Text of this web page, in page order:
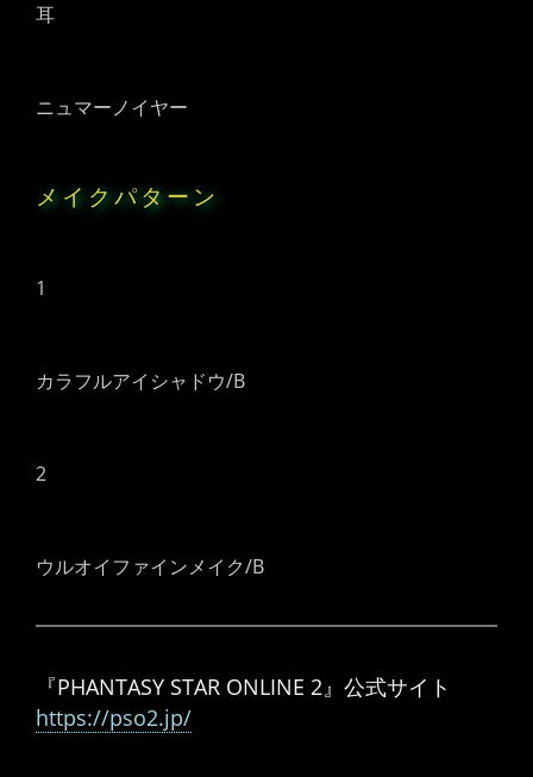
耳
ニュマーノイヤー
メイクパターン
1
カラフルアイシャドウ/B
2
ウルオイファインメイク/B
『PHANTASY STAR ONLINE 2』公式サイト
https://pso2.jp/